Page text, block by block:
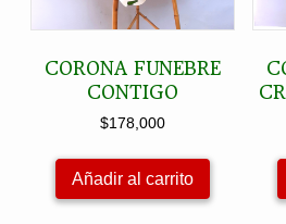
CORONA FUNEBRE
CONTIGO
$178,000
Añadir al carrito